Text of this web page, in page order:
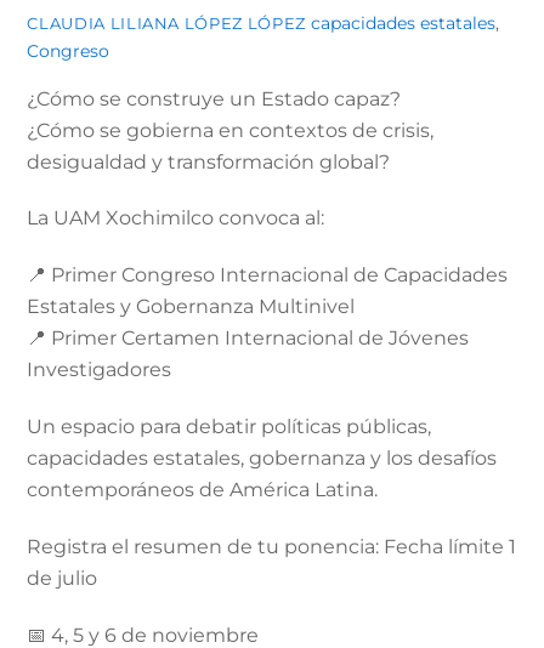
CLAUDIA LILIANA LÓPEZ LÓPEZ capacidades estatales,
Congreso
¿Cómo se construye un Estado capaz?
¿Cómo se gobierna en contextos de crisis,
desigualdad y transformación global?
La UAM Xochimilco convoca al:
📍 Primer Congreso Internacional de Capacidades
Estatales y Gobernanza Multinivel
📍 Primer Certamen Internacional de Jóvenes
Investigadores
Un espacio para debatir políticas públicas,
capacidades estatales, gobernanza y los desafíos
contemporáneos de América Latina.
Registra el resumen de tu ponencia: Fecha límite 1
de julio
📅 4, 5 y 6 de noviembre